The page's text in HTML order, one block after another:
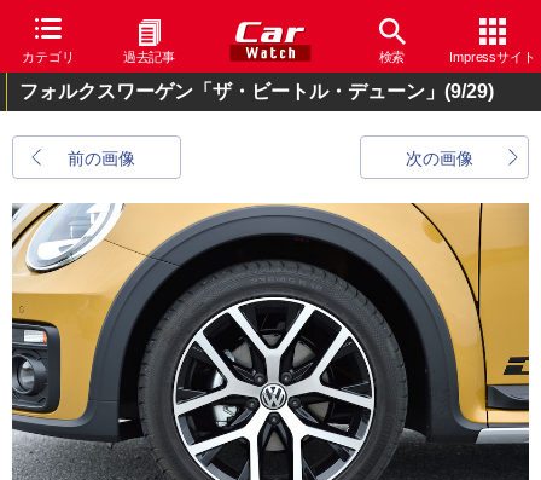
カテゴリ 過去記事 検索 Impressサイト
フォルクスワーゲン「ザ・ビートル・デューン」 (9/29)
前の画像 次の画像